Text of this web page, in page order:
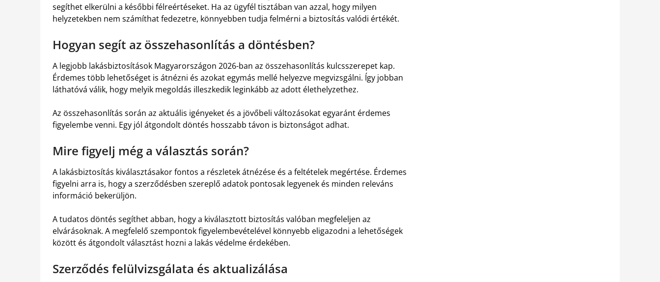
segíthet elkerülni a későbbi félreértéseket. Ha az ügyfél tisztában van azzal, hogy milyen
helyzetekben nem számíthat fedezetre, könnyebben tudja felmérni a biztosítás valódi értékét.
Hogyan segít az összehasonlítás a döntésben?
A legjobb lakásbiztosítások Magyarországon 2026-ban az összehasonlítás kulcsszerepet kap.
Érdemes több lehetőséget is átnézni és azokat egymás mellé helyezve megvizsgálni. Így jobban
láthatóvá válik, hogy melyik megoldás illeszkedik leginkább az adott élethelyzethez.
Az összehasonlítás során az aktuális igényeket és a jövőbeli változásokat egyaránt érdemes
figyelembe venni. Egy jól átgondolt döntés hosszabb távon is biztonságot adhat.
Mire figyelj még a választás során?
A lakásbiztosítás kiválasztásakor fontos a részletek átnézése és a feltételek megértése. Érdemes
figyelni arra is, hogy a szerződésben szereplő adatok pontosak legyenek és minden releváns
információ bekerüljön.
A tudatos döntés segíthet abban, hogy a kiválasztott biztosítás valóban megfeleljen az
elvárásoknak. A megfelelő szempontok figyelembevételével könnyebb eligazodni a lehetőségek
között és átgondolt választást hozni a lakás védelme érdekében.
Szerződés felülvizsgálata és aktualizálása